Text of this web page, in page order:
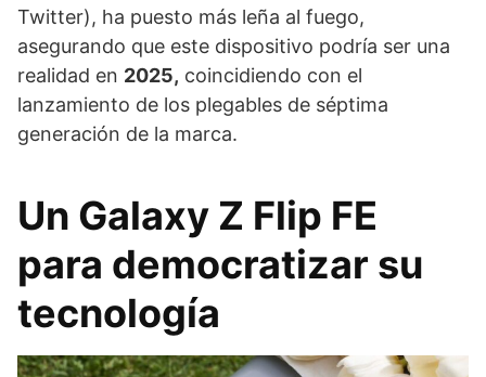
Twitter), ha puesto más leña al fuego,
asegurando que este dispositivo podría ser una
realidad en 2025, coincidiendo con el
lanzamiento de los plegables de séptima
generación de la marca.
Un Galaxy Z Flip FE
para democratizar su
tecnología